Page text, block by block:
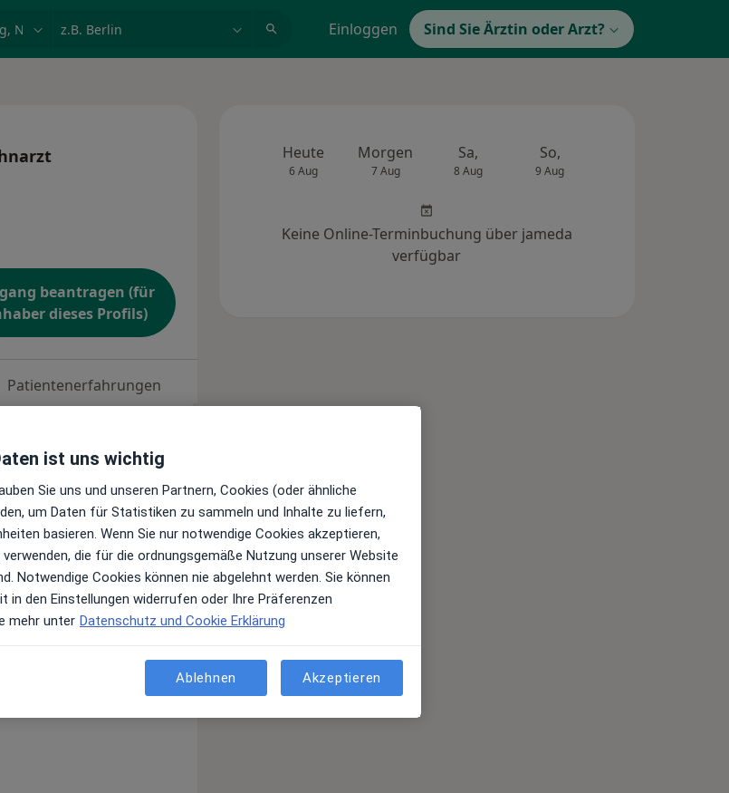
Einloggen Sind Sie Ärztin oder Arzt?
beantragen (für
dieses Profils)
Patientenerfahrungen
Heute
6 Aug
Morgen
7 Aug
Sa,
8 Aug
So,
9 Aug
Keine Online-Terminbuchung über jameda
verfügbar
ist uns wichtig
Sie uns und unseren Partnern, Cookies (oder ähnliche
um Daten für Statistiken zu sammeln und Inhalte zu liefern,
basieren. Wenn Sie nur notwendige Cookies akzeptieren,
die für die ordnungsgemäße Nutzung unserer Website
Notwendige Cookies können nie abgelehnt werden. Sie können
in den Einstellungen widerrufen oder Ihre Präferenzen
mehr unter Datenschutz und Cookie Erklärung
Ablehnen Akzeptieren